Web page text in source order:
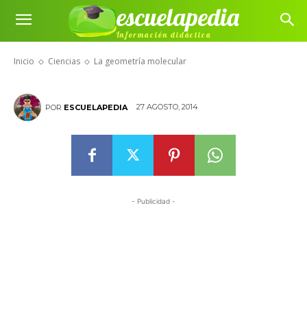
escuelapedia
Información didáctica
Inicio Ciencias La geometría molecular
La geometría molecular
POR ESCUELAPEDIA 27 AGOSTO, 2014
- Publicidad -